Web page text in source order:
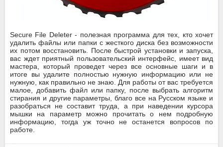
Secure File Deleter - полезная программа для тех, кто хочет
удалить файлы или папки с жесткого диска без возможности
их потом восстановить. После быстрой установки и запуска,
вас ждет приятный пользовательский интерфейс, имеет вид
мастера, который проведет через все основные шаги и в
итоге вы удалите полностью нужную информацию или не
нужную, как правильно не знаю. Для работы от вас требуется
малое, добавить файл или папку, после выбрать алгоритм
стирания и другие параметры, благо все на Русском языке и
разобраться не составит труда, а при наведении курсора
мышки на параметр можно прочитать о нем подробную
информацию, тогда уж точно не останется вопросов по
работе.